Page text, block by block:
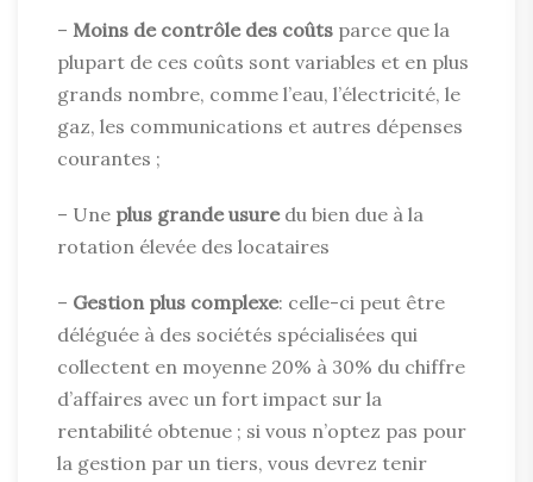
– Moins de contrôle des coûts parce que la
plupart de ces coûts sont variables et en plus
grands nombre, comme l’eau, l’électricité, le
gaz, les communications et autres dépenses
courantes ;
– Une plus grande usuredu bien due à la
rotation élevée des locataires
– Gestion plus complexe: celle-ci peut être
déléguée à des sociétés spécialisées qui
collectent en moyenne 20% à 30% du chiffre
d’affaires avec un fort impact sur la
rentabilité obtenue ; si vous n’optez pas pour
la gestion par un tiers, vous devrez tenir